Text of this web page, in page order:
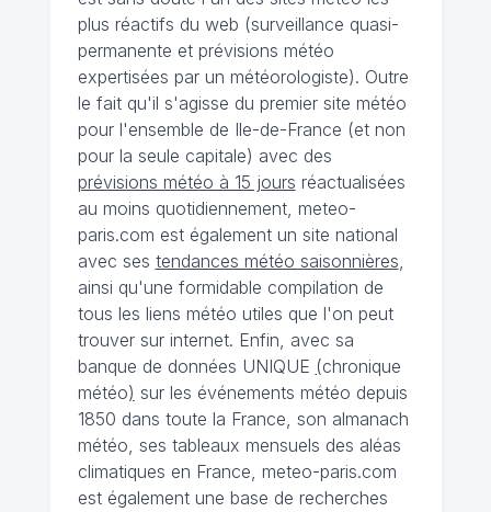
plus réactifs du web (surveillance quasi-
permanente et prévisions météo
expertisées par un météorologiste). Outre
le fait qu'il s'agisse du premier site météo
pour l'ensemble de Ile-de-France (et non
pour la seule capitale) avec des
prévisions météo à 15 jours réactualisées
au moins quotidiennement, meteo-
paris.com est également un site national
avec ses tendances météo saisonnières,
ainsi qu'une formidable compilation de
tous les liens météo utiles que l'on peut
trouver sur internet. Enfin, avec sa
banque de données UNIQUE (chronique
météo) sur les événements météo depuis
1850 dans toute la France, son almanach
météo, ses tableaux mensuels des aléas
climatiques en France, meteo-paris.com
est également une base de recherches